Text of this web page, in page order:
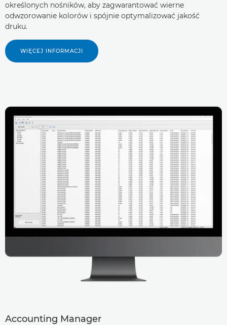
określonych nośników, aby zagwarantować wierne
odwzorowanie kolorów i spójnie optymalizować jakość
druku.
WIĘCEJ INFORMACJI
Accounting Manager